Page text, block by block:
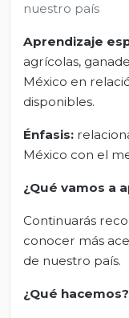
nuestro país
Aprendizaje
agrícolas,
México en
disponibles.
Énfasis:
México con el
¿Qué vamos a
Continuarás
conocer más
de nuestro país.
¿Qué hacemos?